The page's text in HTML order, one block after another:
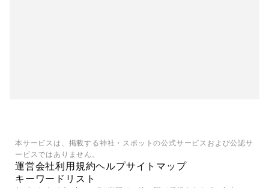
本サービスは、掲載する神社・スポットの公式サービスおよび公認サ
ービスではありません。
運営会社利用規約ヘルプサイトマップ
キーワードリスト